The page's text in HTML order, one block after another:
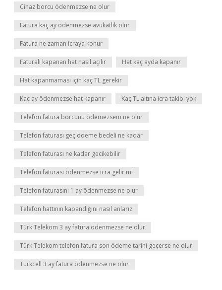
Cihaz borcu ödenmezse ne olur
Fatura kaç ay ödenmezse avukatlık olur
Fatura ne zaman icraya konur
Faturalı kapanan hat nasıl açılır Hat kaç ayda kapanır
Hat kapanmaması için kaç TL gerekir
Kaç ay ödenmezse hat kapanır Kaç TL altına icra takibi yok
Telefon fatura borcunu ödemezsem ne olur
Telefon faturası geç ödeme bedeli ne kadar
Telefon faturası ne kadar gecikebilir
Telefon faturası ödenmezse icra gelir mi
Telefon faturasını 1 ay ödenmezse ne olur
Telefon hattının kapandığını nasıl anlarız
Türk Telekom 3 ay fatura ödenmezse ne olur
Türk Telekom telefon fatura son ödeme tarihi geçerse ne olur
Turkcell 3 ay fatura ödenmezse ne olur